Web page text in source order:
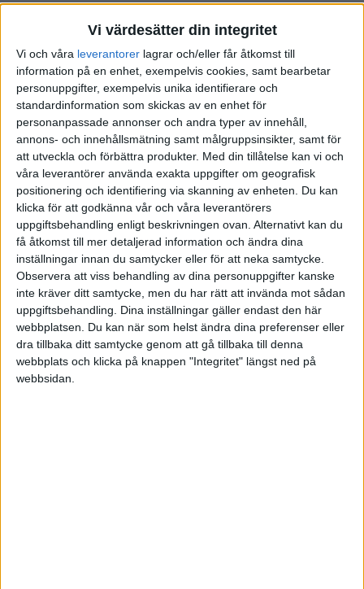
Vi värdesätter din integritet
Vi och våra leverantorer lagrar och/eller får åtkomst till
information på en enhet, exempelvis cookies, samt bearbetar
personuppgifter, exempelvis unika identifierare och
standardinformation som skickas av en enhet för
personanpassade annonser och andra typer av innehåll,
annons- och innehållsmätning samt målgruppsinsikter, samt för
att utveckla och förbättra produkter. Med din tillåtelse kan vi och
våra leverantörer använda exakta uppgifter om geografisk
positionering och identifiering via skanning av enheten. Du kan
klicka för att godkänna vår och våra leverantörers
uppgiftsbehandling enligt beskrivningen ovan. Alternativt kan du
få åtkomst till mer detaljerad information och ändra dina
inställningar innan du samtycker eller för att neka samtycke.
Observera att viss behandling av dina personuppgifter kanske
inte kräver ditt samtycke, men du har rätt att invända mot sådan
uppgiftsbehandling. Dina inställningar gäller endast den här
webbplatsen. Du kan när som helst ändra dina preferenser eller
dra tillbaka ditt samtycke genom att gå tillbaka till denna
webbplats och klicka på knappen "Integritet" längst ned på
webbsidan.
ändå räknas som gåva fast i vissa fall måste du betala skatt i alla fall.
Lånet följer med fastighetsägaren, inte huset. Så du kan inte ta över
lånet. Har du tur kan du kanske teckna ett eget lån på fastigheten till
samma villkor, men jag tror inte att banken är så generösa.
1 gillning
Nestor(Nestor) 8 Maj 2023 17:27
4
Hur menar du nu? Betalning upp till 85 procent av taxeringsvärdet
ingen lagfartsskatt och uppskjuten reavinstskatt. Upp till 100
procent lagfartsskatt men uppskjuten reavinstskatt.
Finns inga juridiska hinder att överlåta skulderbrev om det står
skuldebrev typ: Undertecknad abc betalar till xyz, eller order 500
000 kr. Den typen av skuldebrev kallas därför orderskuldebrev.
Alla banker använder orderskuldebrev. Det är ändå upp till banken
om man vill medge övertag eller ej. Förr i världen medgavs detta